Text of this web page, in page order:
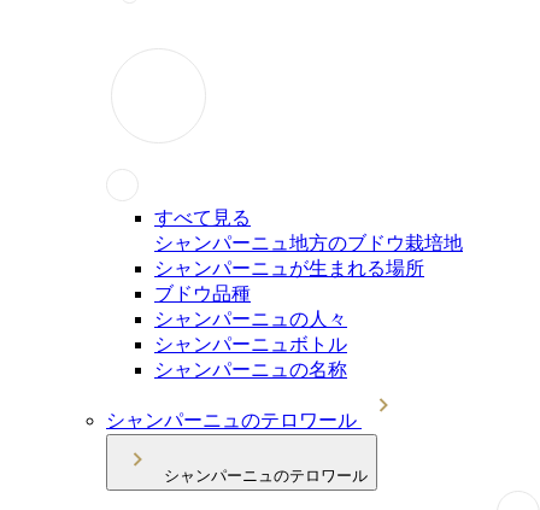
すべて見る
シャンパーニュ地方のブドウ栽培地
シャンパーニュが生まれる場所
ブドウ品種
シャンパーニュの人々
シャンパーニュボトル
シャンパーニュの名称
シャンパーニュのテロワール
シャンパーニュのテロワール